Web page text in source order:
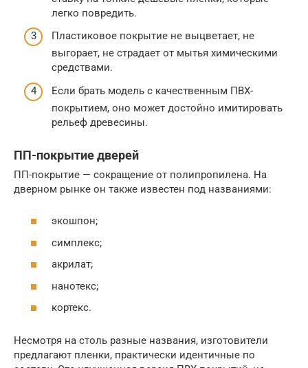
легко повредить.
Пластиковое покрытие не выцветает, не
выгорает, не страдает от мытья химическими
средствами.
Если брать модель с качественным ПВХ-
покрытием, оно может достойно имитировать
рельеф древесины.
ПП-покрытие дверей
ПП-покрытие — сокращение от полипропилена. На
дверном рынке он также известен под названиями:
экошпон;
симплекс;
акрилат;
нанотекс;
кортекс.
Несмотря на столь разные названия, изготовители
предлагают пленки, практически идентичные по